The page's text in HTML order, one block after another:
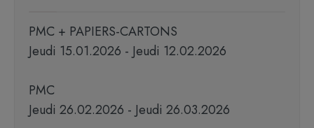
PMC + PAPIERS-CARTONS
Jeudi 15.01.2026 - Jeudi 12.02.2026
PMC
Jeudi 26.02.2026 - Jeudi 26.03.2026